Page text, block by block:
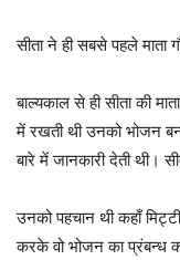
सीता ने ही सबसे पहले माता
बाल्यकाल से ही सीता की
में रखती थी उनको भोजन
बारे में जानकारी देती थी।
उनको पहचान थी कहाँ
करके वो भोजन का प्रंबन्ध